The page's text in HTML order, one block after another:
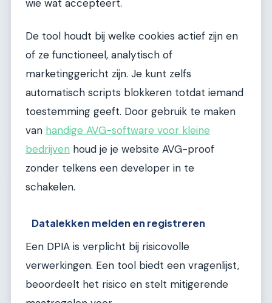
wie wat accepteert.
De tool houdt bij welke cookies actief zijn en
of ze functioneel, analytisch of
marketinggericht zijn. Je kunt zelfs
automatisch scripts blokkeren totdat iemand
toestemming geeft. Door gebruik te maken
van handige AVG-software voor kleine
bedrijven houd je je website AVG-proof
zonder telkens een developer in te
schakelen.
Datalekken melden en registreren
Een DPIA is verplicht bij risicovolle
verwerkingen. Een tool biedt een vragenlijst,
beoordeelt het risico en stelt mitigerende